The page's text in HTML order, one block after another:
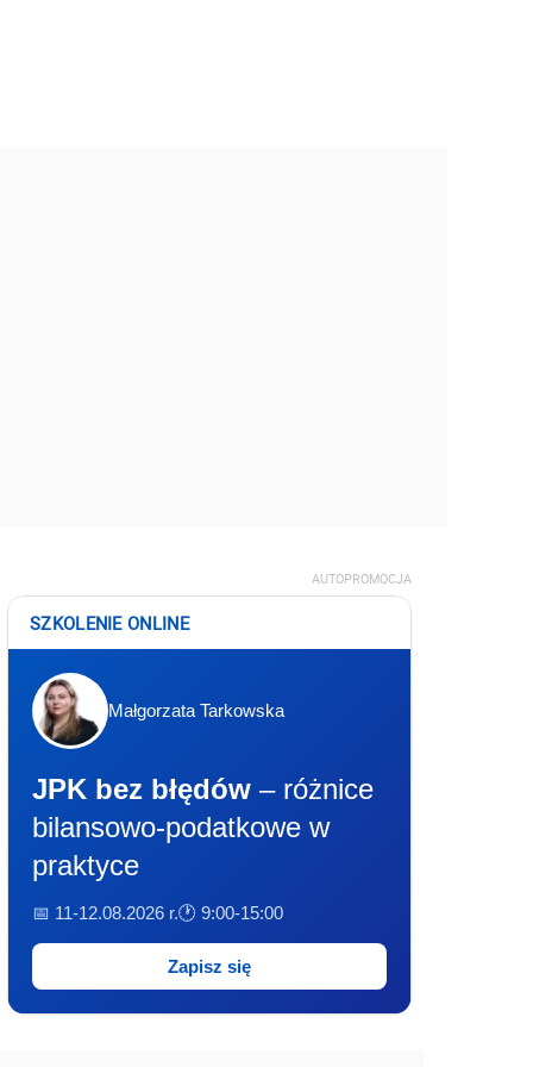
AUTOPROMOCJA
SZKOLENIE ONLINE
Małgorzata Tarkowska
JPK bez błędów – różnice
bilansowo-podatkowe w
praktyce
📅 11-12.08.2026 r.🕐 9:00-15:00
Zapisz się